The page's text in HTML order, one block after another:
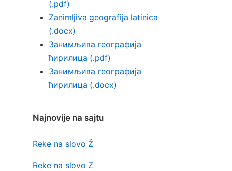
(.pdf)
Zanimljiva geografija latinica
(.docx)
Занимљива географија
ћирилица (.pdf)
Занимљива географија
ћирилица (.docx)
Najnovije na sajtu
Reke na slovo Ž
Reke na slovo Z